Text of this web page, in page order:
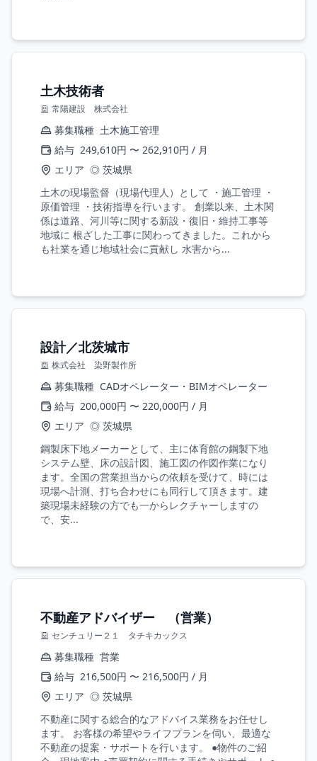
土木技術者
常陽建設 株式会社
募集職種 土木施工管理
給与 249,610円 〜 262,910円 / 月
エリア ◎ 茨城県
土木の現場監督（現場代理人）として ・施工管理 ・
原価管理 ・技術指導を行います。 創業以来、土木関
係は道路、河川等に関する新設・復旧・維持工事等
地域に 根ざした工事に関わってきました。これから
も社業を通じ地域社会に貢献し 水害から...
設計／北茨城市
株式会社 染野製作所
募集職種 CADオペレーター・BIMオペレーター
給与 200,000円 〜 220,000円 / 月
エリア ◎ 茨城県
鋼製床下地メーカーとして、主に体育館の鋼製下地
システム壁、床の設計図、施工図の作図作業になり
ます。全国の営業担当からの依頼を受けて、時には
現場へ計測、打ち合わせにも同行して頂きます。建
築現場未経験の方でも一からレクチャーしますの
で、安...
不動産アドバイザー （営業）
センチュリー２１ タチキカックス
募集職種 営業
給与 216,500円 〜 216,500円 / 月
エリア ◎ 茨城県
不動産に関する総合的なアドバイス業務をお任せし
ます。 お客様の希望やライフプランを伺い、最適な
不動産の提案・サポートを行います。 ●物件のご紹